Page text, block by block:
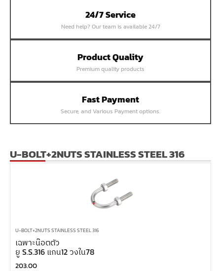
หน้าแปลนเชื่อมบอด SUS304 JEF 150P RF
หน้าแปลนสลิปออน SUS304 JEF 300P SORF
หน้าแปลนเชื่อม SUS304 JEF PN40 RF
หน้าแปลนเชื่อม SUS304 JEF PN25 RF
หน้าแปลนเชื่อม SUS304 JEF PN16 RF
หน้าแปลนเชื่อม SUS304 JEF 20K FF
หน้าแปลนเชื่อม SUS304 JEF 300P RF
หน้าแปลนเชื่อม SUS304 JEF 150P RF
หน้าแปลนเหล็กเกลียวใน JEF PN40
หน้าแปลนเหล็กเกลียวใน JEF PN16
หน้าแปลนเหล็กเกลียวใน JEF 150P
หน้าแปลนเหล็กสวมเชื่อม JEF SWRF 150P
หน้าแปลนเหล็กคอสูง JEF WNRF 300P
24/7 Service
Need help? Our team is available 24/7
Product Quality
Premium quality products
Fast Payment
Secure, and Various Payment options.
U-BOLT+2NUTS STAINLESS STEEL 316
U-BOLT+2NUTS STAINLESS STEEL 316
เฉพาะน๊อตตัว
ยู S.S.316 แกน12 วงใน78
203.00